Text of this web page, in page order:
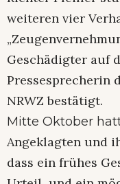
weiteren vier
Geschädigter auf
Pressesprecherin
NRWZ bestätigt.
Mitte Oktober
Angeklagten und
dass ein frühes